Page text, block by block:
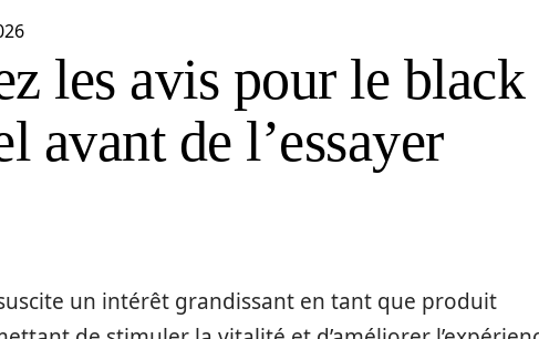
les avis pour le black
avant de l’essayer
un intérêt grandissant en tant que produit